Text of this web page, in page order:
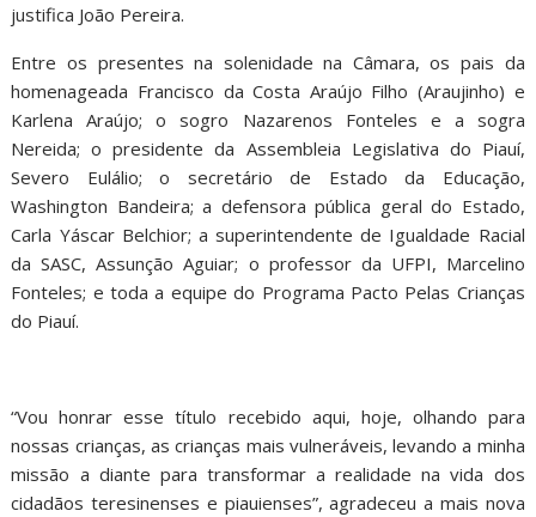
justifica João Pereira.
Entre os presentes na solenidade na Câmara, os pais da
homenageada Francisco da Costa Araújo Filho (Araujinho) e
Karlena Araújo; o sogro Nazarenos Fonteles e a sogra
Nereida; o presidente da Assembleia Legislativa do Piauí,
Severo Eulálio; o secretário de Estado da Educação,
Washington Bandeira; a defensora pública geral do Estado,
Carla Yáscar Belchior; a superintendente de Igualdade Racial
da SASC, Assunção Aguiar; o professor da UFPI, Marcelino
Fonteles; e toda a equipe do Programa Pacto Pelas Crianças
do Piauí.
“Vou honrar esse título recebido aqui, hoje, olhando para
nossas crianças, as crianças mais vulneráveis, levando a minha
missão a diante para transformar a realidade na vida dos
cidadãos teresinenses e piauienses”, agradeceu a mais nova